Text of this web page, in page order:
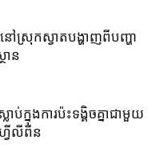
នៅស្រុកស្វាតបង្ហាញពីបញ្ហា
ាន
ប់ក្នុងការប៉ះទង្គិចគ្នាជាមួយ
ហ្វីលីពីន